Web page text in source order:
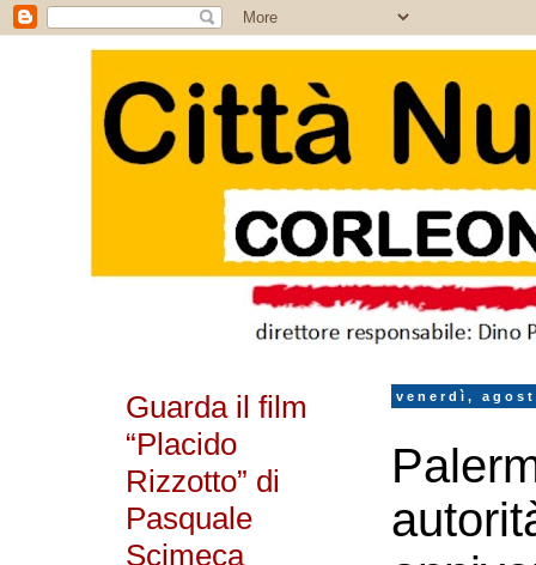
venerdì,
Guarda il film
“Placido
Rizzotto” di
Pasquale
Scimeca